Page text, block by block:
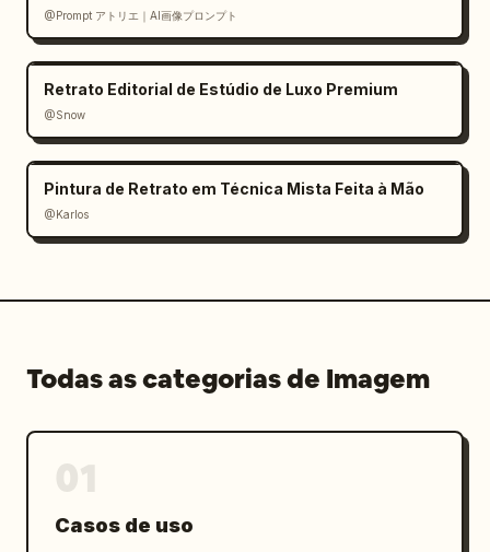
@Prompt アトリエ｜AI画像プロンプト
Retrato Editorial de Estúdio de Luxo Premium
@Snow
Pintura de Retrato em Técnica Mista Feita à Mão
@Karlos
Todas as categorias de Imagem
Casos de uso